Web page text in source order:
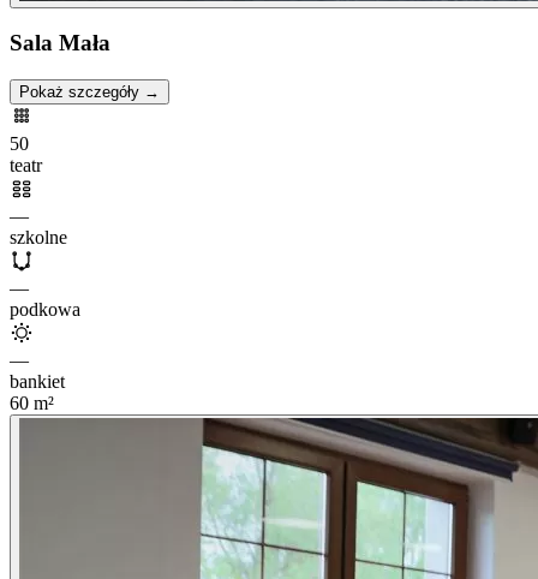
Sala Mała
Pokaż szczegóły →
50
teatr
—
szkolne
—
podkowa
—
bankiet
60 m²